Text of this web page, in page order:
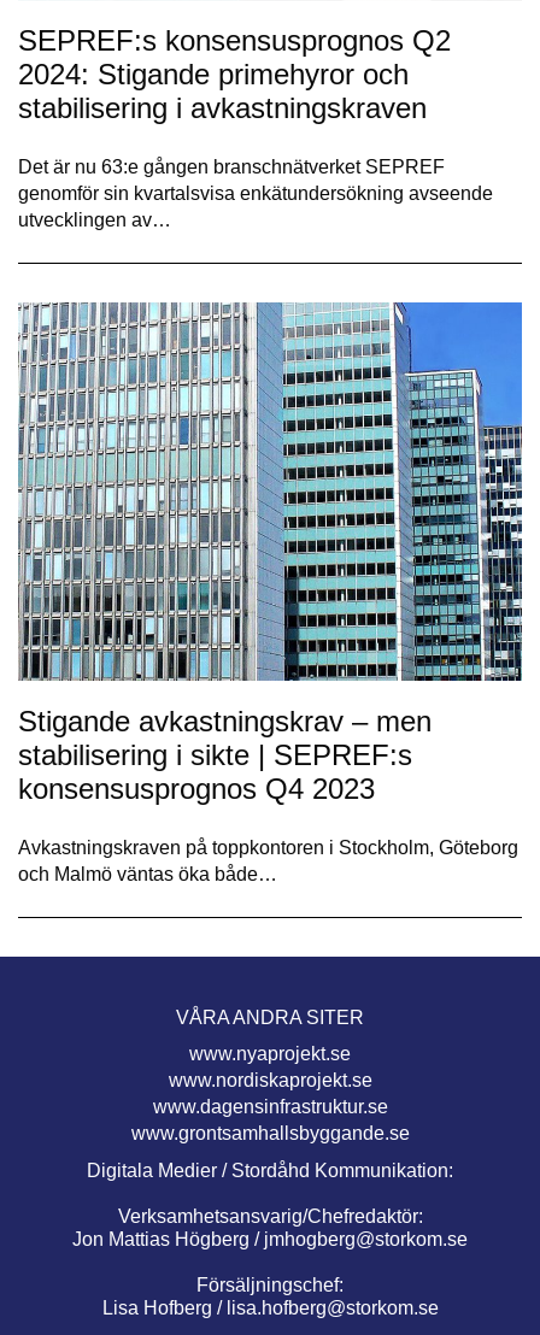
SEPREF:s konsensusprognos Q2
2024: Stigande primehyror och
stabilisering i avkastningskraven
Det är nu 63:e gången branschnätverket SEPREF
genomför sin kvartalsvisa enkätundersökning avseende
utvecklingen av…
Stigande avkastningskrav – men
stabilisering i sikte | SEPREF:s
konsensusprognos Q4 2023
Avkastningskraven på toppkontoren i Stockholm, Göteborg
och Malmö väntas öka både…
VÅRA ANDRA SITER
www.nyaprojekt.se
www.nordiskaprojekt.se
www.dagensinfrastruktur.se
www.grontsamhallsbyggande.se
Digitala Medier / Stordåhd Kommunikation:
Verksamhetsansvarig/Chefredaktör:
Jon Mattias Högberg / jmhogberg@storkom.se
Försäljningschef:
Lisa Hofberg / lisa.hofberg@storkom.se